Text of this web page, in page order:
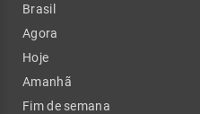
Brasil
Agora
Hoje
Amanhã
Fim de semana